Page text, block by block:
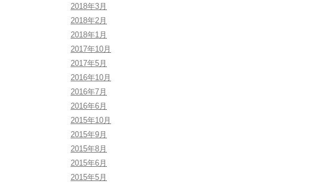
2018年3月
2018年2月
2018年1月
2017年10月
2017年5月
2016年10月
2016年7月
2016年6月
2015年10月
2015年9月
2015年8月
2015年6月
2015年5月